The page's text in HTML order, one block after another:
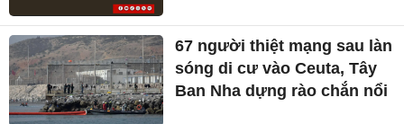
67 người thiệt mạng sau làn
sóng di cư vào Ceuta, Tây
Ban Nha dựng rào chắn nổi